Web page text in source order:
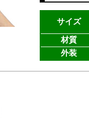
サイズ
材質
外装